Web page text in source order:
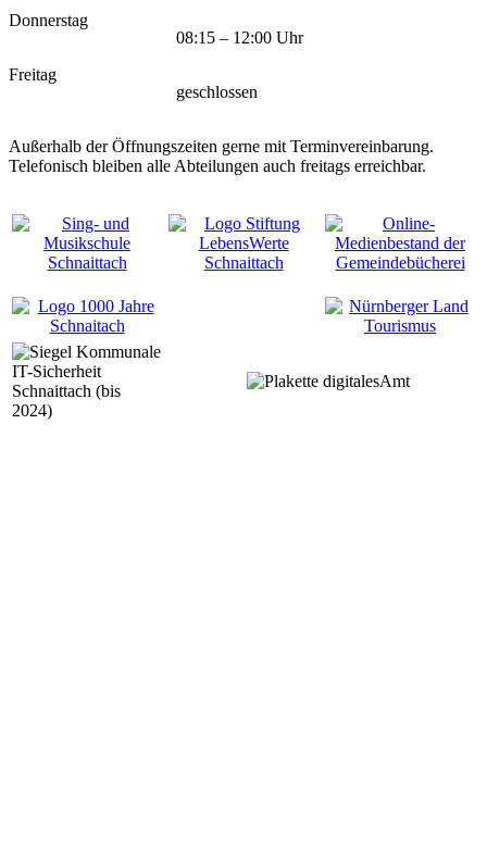
Donnerstag
08:15 – 12:00 Uhr
Freitag
geschlossen
Außerhalb der Öffnungszeiten gerne mit Terminvereinbarung.
Telefonisch bleiben alle Abteilungen auch freitags erreichbar.